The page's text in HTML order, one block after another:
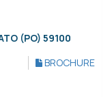
(PO) 59100
BROCHURE